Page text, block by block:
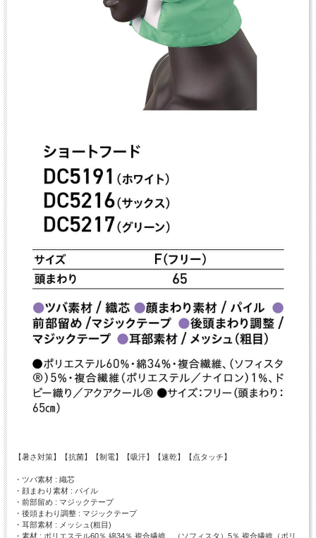
【暑さ対策】【抗菌】【制電】【吸汗】【速乾】【点タッチ】
・ツバ素材 : 織芯
・顔まわり素材 : パイル
・前部留め : マジックテープ
・後頭まわり調整 : マジックテープ
・耳部素材 : メッシュ(粗目)
・素材 : ポリエステル60％ 綿34％ 複合繊維、（ソフィスタ）5％ 複合繊維（ポリ